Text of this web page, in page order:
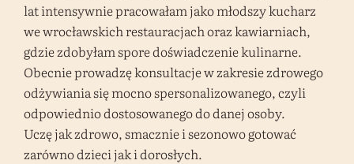
lat intensywnie pracowałam jako młodszy kucharz
we wrocławskich restauracjach oraz kawiarniach,
gdzie zdobyłam spore doświadczenie kulinarne.
Obecnie prowadzę konsultacje w zakresie zdrowego
odżywiania się mocno spersonalizowanego, czyli
odpowiednio dostosowanego do danej osoby.
Uczę jak zdrowo, smacznie i sezonowo gotować
zarówno dzieci jak i dorosłych.